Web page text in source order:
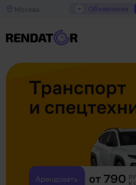
Москва + Объявление